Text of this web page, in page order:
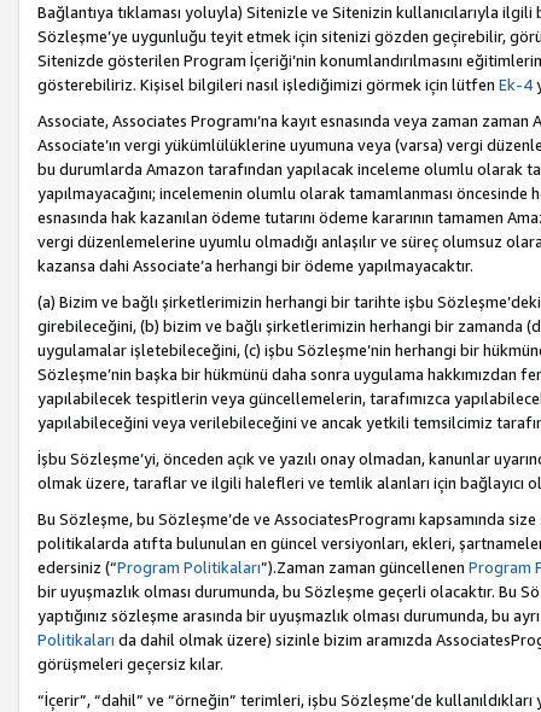
Bağlantıya tıklaması yoluyla) Sitenizle ve Sitenizin kullanıcılarıyla
Sözleşme’ye uygunluğu teyit etmek için sitenizi gözden geçirebilir,
Sitenizde gösterilen Program İçeriği’nin konumlandırılmasını
gösterebiliriz. Kişisel bilgileri nasıl işlediğimizi görmek için lütfen Ek-4
Associate, Associates Programı’na kayıt esnasında veya zaman
Associate’ın vergi yükümlülüklerine uyumuna veya (varsa) vergi
bu durumlarda Amazon tarafından yapılacak inceleme olumlu olarak
yapılmayacağını; incelemenin olumlu olarak tamamlanması
esnasında hak kazanılan ödeme tutarını ödeme kararının tamamen
vergi düzenlemelerine uyumlu olmadığı anlaşılır ve süreç olumsuz
kazansa dahi Associate’a herhangi bir ödeme yapılmayacaktır.
(a) Bizim ve bağlı şirketlerimizin herhangi bir tarihte işbu
girebileceğini, (b) bizim ve bağlı şirketlerimizin herhangi bir zamanda
uygulamalar işletebileceğini, (c) işbu Sözleşme’nin herhangi bir
Sözleşme’nin başka bir hükmünü daha sonra uygulama hakkımızdan
yapılabilecek tespitlerin veya güncellemelerin, tarafımızca
yapılabileceğini veya verilebileceğini ve ancak yetkili temsilcimiz
İşbu Sözleşme’yi, önceden açık ve yazılı onay olmadan, kanunlar
olmak üzere, taraflar ve ilgili halefleri ve temlik alanları için bağlayıcı
Bu Sözleşme, bu Sözleşme’de ve AssociatesProgramı kapsamında
politikalarda atıfta bulunulan en güncel versiyonları, ekleri,
edersiniz (“Program Politikaları”).Zaman zaman güncellenen Program
bir uyuşmazlık olması durumunda, bu Sözleşme geçerli olacaktır. Bu
yaptığınız sözleşme arasında bir uyuşmazlık olması durumunda, bu
Politikaları da dahil olmak üzere) sizinle bizim aramızda
görüşmeleri geçersiz kılar.
“İçerir”, “dahil” ve “örneğin” terimleri, işbu Sözleşme’de